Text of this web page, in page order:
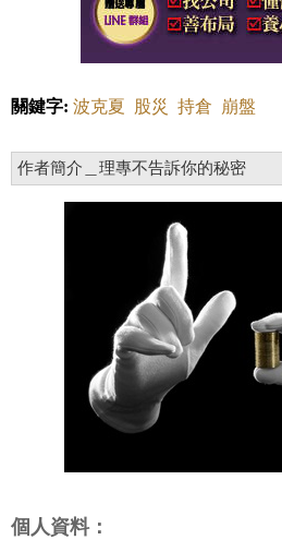
關鍵字: 波克夏 股災 持倉 崩盤
作者簡介＿理專不告訴你的秘密
個人資料：